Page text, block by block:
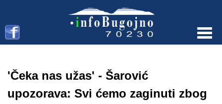
'Čeka nas užas' - Šarović
upozorava: Svi ćemo zaginuti zbog